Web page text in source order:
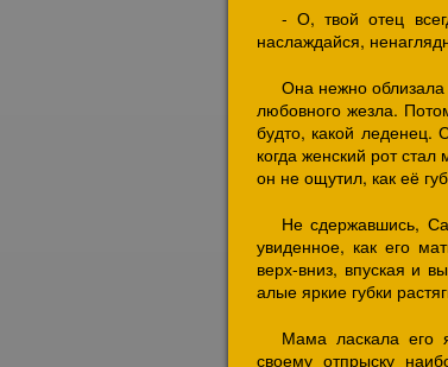
- О, твой отец
наслаждайся,
Она нежно облизала
любовного жезла.
будто, какой леденец.
когда женский рот
он не ощутил, как её
Не сдержавшись,
увиденное, как его
верх-вниз, впуская и
алые яркие губки
Мама ласкала его
своему отпрыску